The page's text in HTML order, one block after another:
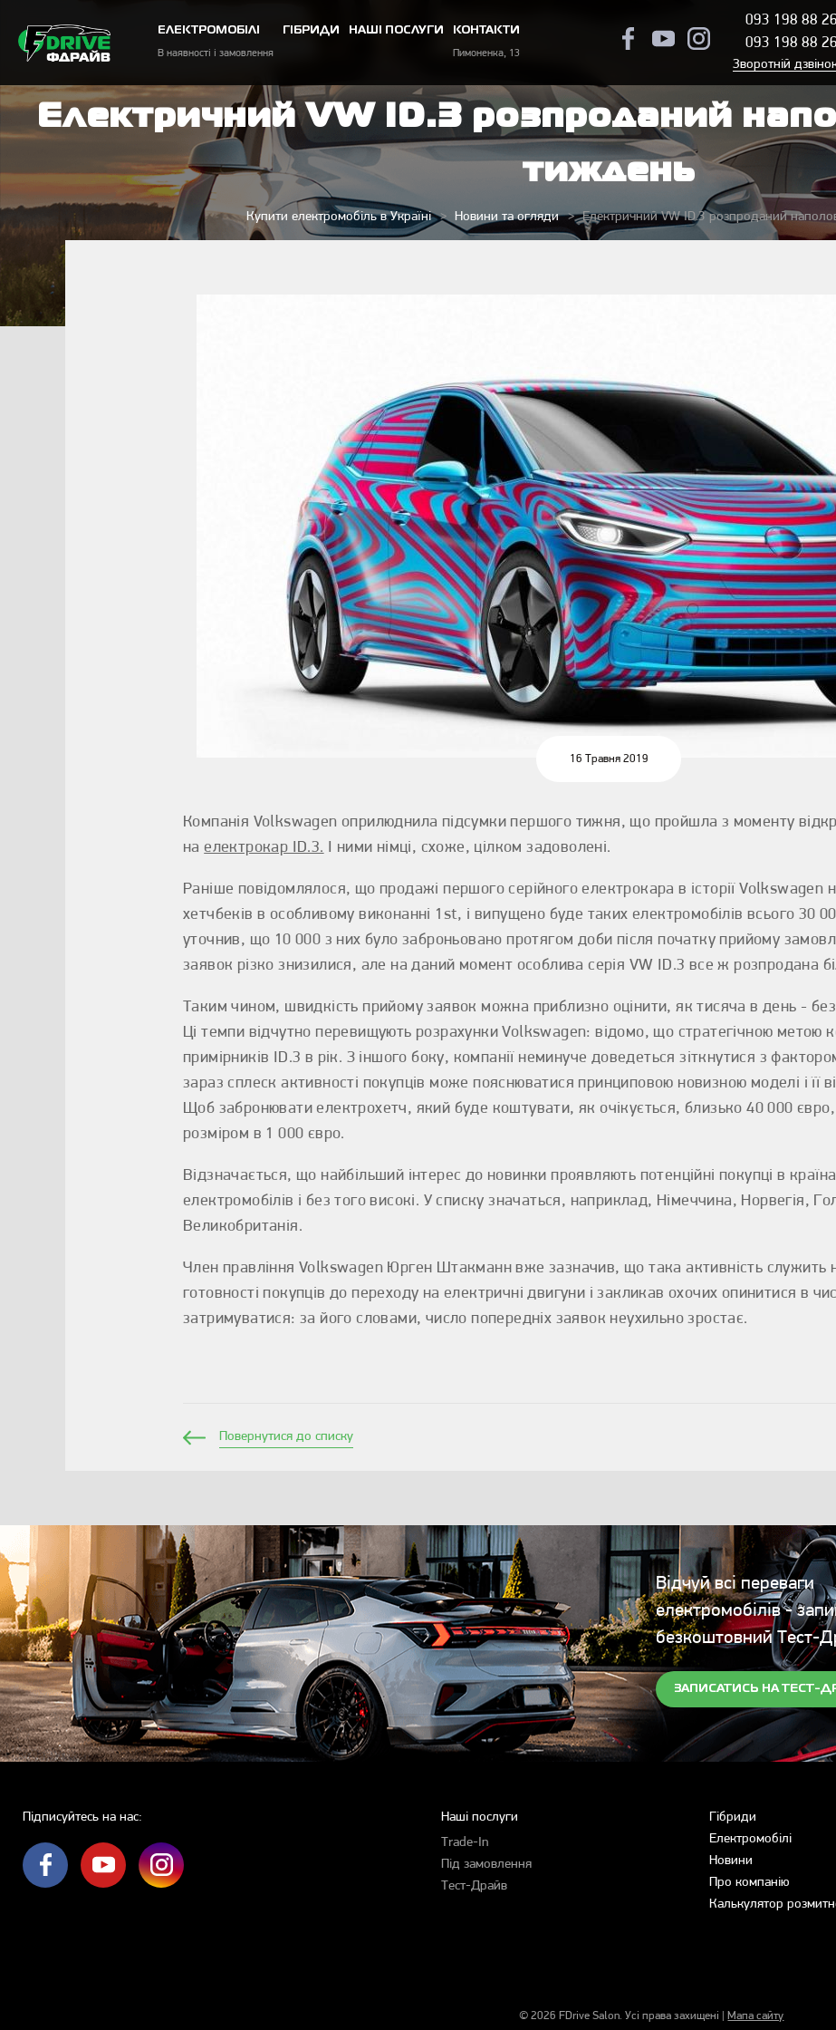
ЕЛЕКТРОМОБІЛІ
В наявності і замовлення
ГІБРИДИ НАШІ ПОСЛУГИ КОНТАКТИ
Пимоненка, 13
093 198 88 26
093 198 88 26
Зворотній
Електричний VW ID.3 розпроданий
тиждень
Купити електромобіль в Україні Новини та огляди Електричний VW ID.3 розпроданий
16 Травня 2019
Компанія Volkswagen оприлюднила підсумки першого тижня, що пройшла з моменту
на електрокар ID.3. І ними німці, схоже, цілком задоволені.
Раніше повідомлялося, що продажі першого серійного електрокара в історії Volkswagen
хетчбеків в особливому виконанні 1st, і випущено буде таких електромобілів всього 30
уточнив, що 10 000 з них було заброньовано протягом доби після початку прийому
заявок різко знизилися, але на даний момент особлива серія VW ID.3 все ж розпродана
Таким чином, швидкість прийому заявок можна приблизно оцінити, як тисяча в день -
Ці темпи відчутно перевищують розрахунки Volkswagen: відомо, що стратегічною метою
примірників ID.3 в рік. З іншого боку, компанії неминуче доведеться зіткнутися з
зараз сплеск активності покупців може пояснюватися принциповою новизною моделі і її
Щоб забронювати електрохетч, який буде коштувати, як очікується, близько 40 000
розміром в 1 000 євро.
Відзначається, що найбільший інтерес до новинки проявляють потенційні покупці в
електромобілів і без того високі. У списку значаться, наприклад, Німеччина, Норвегія,
Великобританія.
Член правління Volkswagen Юрген Штакманн вже зазначив, що така активність служить
готовності покупців до переходу на електричні двигуни і закликав охочих опинитися в
затримуватися: за його словами, число попередніх заявок неухильно зростає.
Повернутися до списку
Відчуй всі переваги
електромобілів -
безкоштовний Тест-
ЗАПИСАТИСЬ НА ТЕСТ-
Підписуйтесь на нас:
Наші послуги
Trade-In
Під замовлення
Тест-Драйв
Гібриди
Електромобілі
Новини
Про компанію
Калькулятор
© 2026 FDrive Salon. Усі права захищені | Мапа сайту